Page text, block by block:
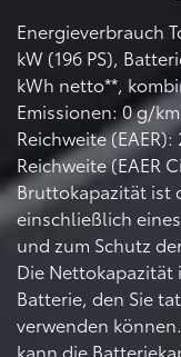
Energieverbrauch
kW (196 PS),
kWh netto**,
Emissionen: 0 g/
Reichweite
Reichweite (EAER
Bruttokapazität ist
einschließlich
und zum Schutz
Die Nettokapazität
Batterie, den Sie
verwenden
kann die